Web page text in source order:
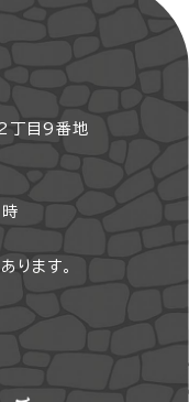
目9番地
ります。